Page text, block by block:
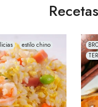
Recetas
estilo chino